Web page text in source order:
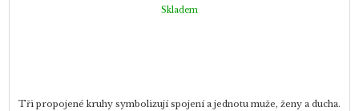
Skladem
Tři propojené kruhy symbolizují spojení a jednotu muže, ženy a ducha.